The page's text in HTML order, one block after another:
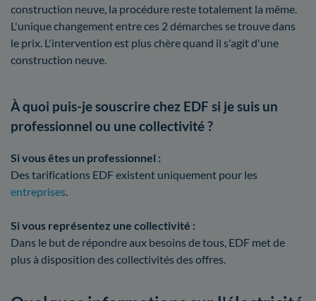
construction neuve, la procédure reste totalement la même.
L'unique changement entre ces 2 démarches se trouve dans
le prix. L'intervention est plus chère quand il s'agit d'une
construction neuve.
À quoi puis-je souscrire chez EDF si je suis un
professionnel ou une collectivité ?
Si vous êtes un professionnel :
Des tarifications EDF existent uniquement pour les
entreprises.
Si vous représentez une collectivité :
Dans le but de répondre aux besoins de tous, EDF met de
plus à disposition des collectivités des offres.